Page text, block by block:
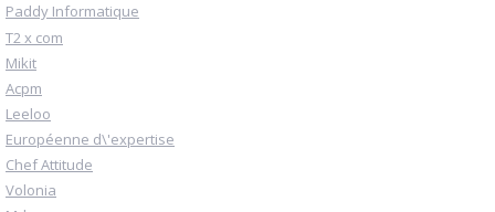
Paddy Informatique
T2 x com
Mikit
Acpm
Leeloo
Européenne d\'expertise
Chef Attitude
Volonia